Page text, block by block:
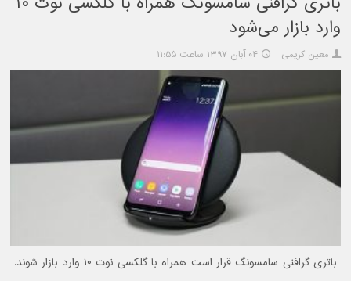
وارد بازار می‌شود
معین کریمی ۰۴ آبان ۱۳۹۷ ساعت ۱۱:۵۵
باتری گرافنی سامسونگ قرار است همراه با گلکسی نوت ۱۰ وارد بازار شوند.